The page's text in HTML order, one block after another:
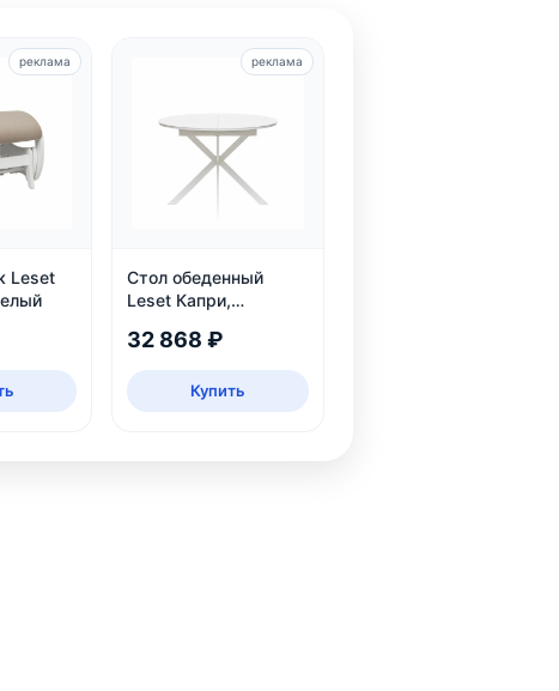
Leset
реклама
Стол обеденный
Leset Капри,
32 868 ₽
Купить
реклама